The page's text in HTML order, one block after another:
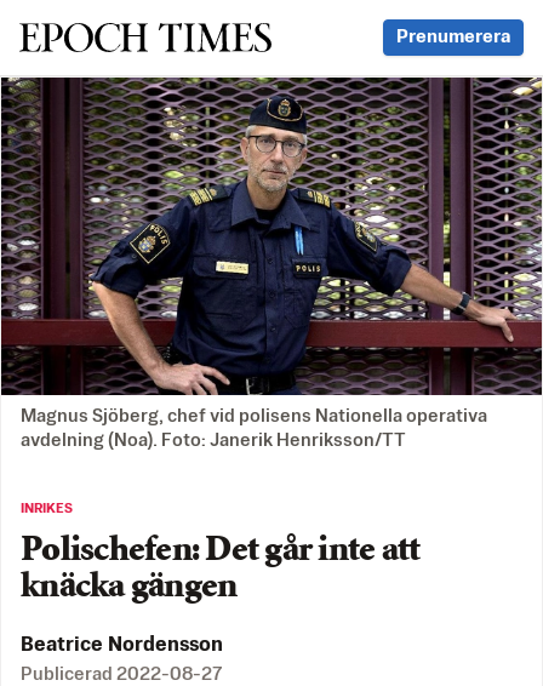
Svenska Epoch Times Prenumerera
Magnus Sjöberg, chef vid polisens Nationella operativa
avdelning (Noa). Foto: Janerik Henriksson/TT
INRIKES
Polischefen: Det går inte att
knäcka gängen
Beatrice Nordensson
Publicerad 2022-08-27